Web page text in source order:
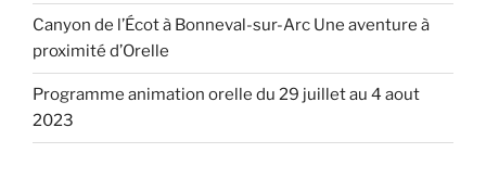
Canyon de l’Écot à Bonneval-sur-Arc Une aventure à
proximité d’Orelle
Programme animation orelle du 29 juillet au 4 aout
2023